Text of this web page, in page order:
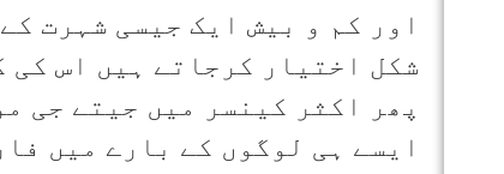
اور کم و بیش ایک جیسی شہرت
شکل اختیار کرجاتے ہیں اس کی
پھر اکثر کینسر میں جیتے جی
ایسے ہی لوگوں کے بارے میں